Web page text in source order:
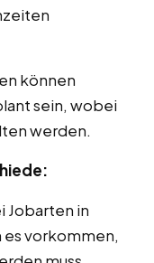
können
sein, wobei
werden.
Jobarten in
es vorkommen,